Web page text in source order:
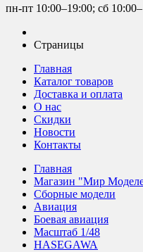
пн-пт 10:00–19:00; сб
Страницы
Главная
Каталог товаров
Доставка и оплата
О нас
Скидки
Новости
Контакты
Главная
Магазин "Мир
Сборные модели
Авиация
Боевая авиация
Масштаб 1/48
HASEGAWA